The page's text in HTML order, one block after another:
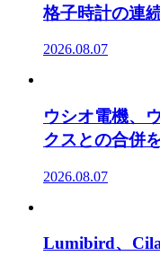
格子時計の連
2026.08.07
ウシオ電機、
クスとの合併
2026.08.07
Lumibird、